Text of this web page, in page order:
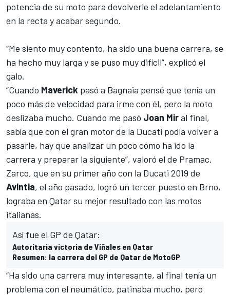
potencia de su moto para devolverle el adelantamiento
en la recta y acabar segundo.
“Me siento muy contento, ha sido una buena carrera, se
ha hecho muy larga y se puso muy difícil”, explicó el
galo.
“Cuando Maverick pasó a Bagnaia pensé que tenía un
poco más de velocidad para irme con él, pero la moto
deslizaba mucho. Cuando me pasó Joan Miral final,
sabía que con el gran motor de la Ducati podía volver a
pasarle, hay que analizar un poco cómo ha ido la
carrera y preparar la siguiente”, valoró el de Pramac.
Zarco, que en su primer año con la Ducati 2019 de
Avintia, el año pasado, logró un tercer puesto en Brno,
lograba en Qatar su mejor resultado con las motos
italianas.
Así fue el GP de Qatar:
Autoritaria victoria de Viñales en Qatar
Resumen: la carrera del GP de Qatar de MotoGP
“Ha sido una carrera muy interesante, al final tenía un
problema con el neumático, patinaba mucho, pero